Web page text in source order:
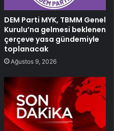
DEM Parti MYK, TBMM Genel
Kurulu’na gelmesi beklenen
çerçeve yasa gündemiyle
toplanacak
Ağustos 9, 2026